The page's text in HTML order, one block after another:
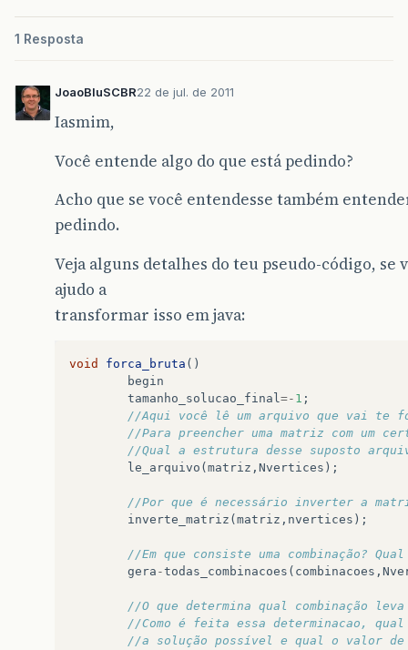
1 Resposta
JoaoBluSCBR22 de jul. de 2011
Iasmim,
Você entende algo do que está pedindo?
Acho que se você entendesse também
pedindo.
Veja alguns detalhes do teu pseudo-código,
ajudo a
transformar isso em java:
void forca_bruta ()
begin
tamanho_solucao_final=- 1 ;
//Aqui você lê um arquivo que vai te
//Para preencher uma matriz com um
//Qual a estrutura desse suposto
le_arquivo ( matriz , Nvertices );
//Por que é necessário inverter a
inverte_matriz ( matriz , nvertices );
//Em que consiste uma combinação?
gera -todas_combinacoes ( combinacoes ,
//O que determina qual combinação
//Como é feita essa determinacao,
//a solução possível e qual o valor de